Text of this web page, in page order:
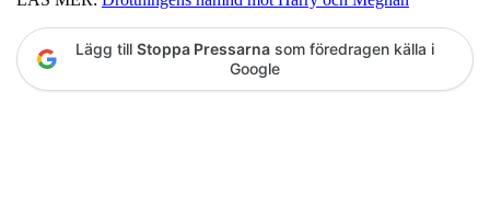
Lägg till Stoppa Pressarna som föredragen källa i
Google